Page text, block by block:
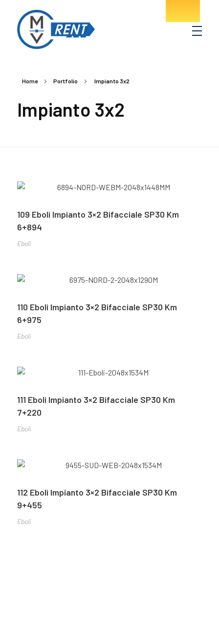
Home Portfolio Impianto 3x2
Impianto 3x2
109 Eboli Impianto 3×2 Bifacciale SP30 Km
6+894
Eboli
110 Eboli Impianto 3×2 Bifacciale SP30 Km
6+975
Eboli
111 Eboli Impianto 3×2 Bifacciale SP30 Km
7+220
Eboli
112 Eboli Impianto 3×2 Bifacciale SP30 Km
9+455
Eboli